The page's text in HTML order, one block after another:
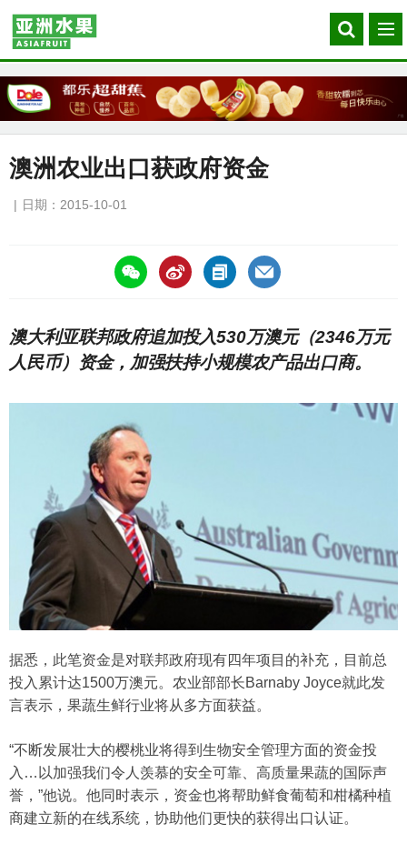
Search
our
菜
单
澳洲农业出口获政府资金
日期：2015-10-01
https://asiafruitchina.net/15155.html
澳大利亚联邦政府追加投入530万澳元（2346万元
人民币）资金，加强扶持小规模农产品出口商。
据悉，此笔资金是对联邦政府现有四年项目的补充，目前总
投入累计达1500万澳元。农业部部长Barnaby Joyce就此发
言表示，果蔬生鲜行业将从多方面获益。
“不断发展壮大的樱桃业将得到生物安全管理方面的资金投
入…以加强我们令人羡慕的安全可靠、高质量果蔬的国际声
誉，”他说。他同时表示，资金也将帮助鲜食葡萄和柑橘种植
商建立新的在线系统，协助他们更快的获得出口认证。